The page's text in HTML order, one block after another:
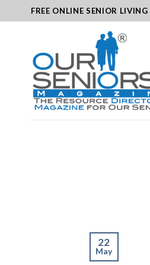
to
FREE ONLINE SENIOR
22
May